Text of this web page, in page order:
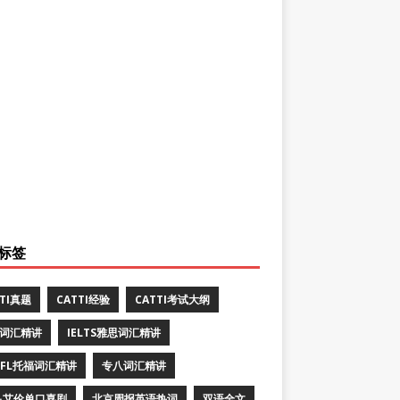
签
真题 CATTI经验 CATTI考试大纲
汇精讲 IELTS雅思词汇精讲
托福词汇精讲 专八词汇精讲